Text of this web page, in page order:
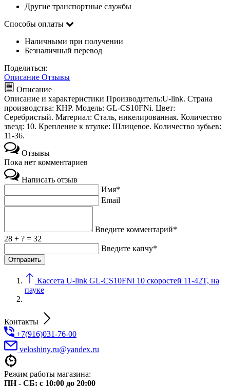
Другие транспортные службы
Способы оплаты
Наличными при получении
Безналичный перевод
Поделиться:
Описание Отзывы
Описание
Описание и характеристики Производитель:U-link. Страна
производства: КНР. Модель: GL-CS10FNi. Цвет:
Серебристый. Материал: Сталь, никелированная. Количество
звезд: 10. Крепление к втулке: Шлицевое. Количество зубьев:
11-36.
Отзывы
Пока нет комментариев
Написать отзыв
Имя*
Email
Введите комментарий*
28 + ? = 32
Введите капчу*
Кассета U-link GL-CS10FNi 10 скоростей 11-42T, на
пауке
Контакты
+7(916)031-76-00
veloshiny.ru@yandex.ru
Режим работы магазина:
ПН - СБ: с 10:00 до 20:00